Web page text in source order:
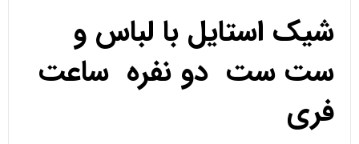
شیک استایل با لباس و
ست ست دو نفره ساعت
فری